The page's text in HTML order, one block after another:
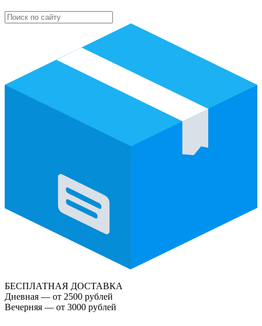
БЕСПЛАТНАЯ ДОСТАВКА
Дневная — от 2500 рублей
Вечерняя — от 3000 рублей